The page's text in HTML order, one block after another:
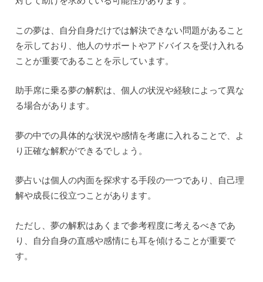
この夢は、自分自身だけでは解決できない問題があること
を示しており、他人のサポートやアドバイスを受け入れる
ことが重要であることを示しています。
助手席に乗る夢の解釈は、個人の状況や経験によって異な
る場合があります。
夢の中での具体的な状況や感情を考慮に入れることで、よ
り正確な解釈ができるでしょう。
夢占いは個人の内面を探求する手段の一つであり、自己理
解や成長に役立つことがあります。
ただし、夢の解釈はあくまで参考程度に考えるべきであ
り、自分自身の直感や感情にも耳を傾けることが重要で
す。